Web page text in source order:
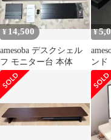
¥14,500
amesoba デスクシェル
フ モニター台 本体
¥
ンド